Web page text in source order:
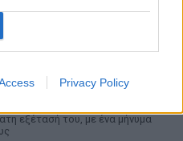
Privacy Policy
«Θα σηκωθώ πιο
εξέτασή του, με ένα μήνυμα